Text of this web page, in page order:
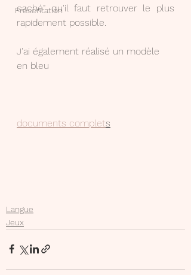
Présentation
caché" qu'il faut retrouver le plus
rapidement possible.
J'ai également réalisé un modèle
en bleu
documents complets
Langue
Jeux